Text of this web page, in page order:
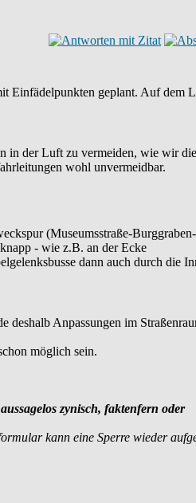
Einfädelpunkten geplant. Auf dem
in der Luft zu vermeiden, wie wir
wohl unvermeidbar.
(Museumsstraße-Burggraben-
- wie z.B. an der Ecke
dann auch durch die
Anpassungen im
möglich sein.
zynisch, faktenfern oder
kann eine Sperre wieder